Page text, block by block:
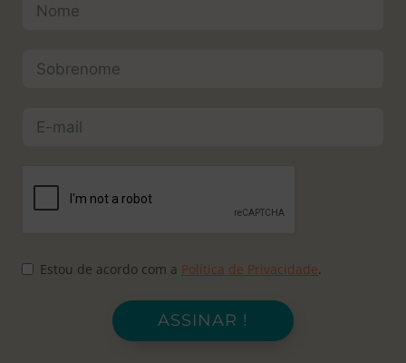
Estou de acordo com a Política de Privacidade.
ASSINAR !